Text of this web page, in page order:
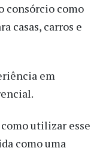
consórcio como
casas, carros e
em
como utilizar esse
como uma